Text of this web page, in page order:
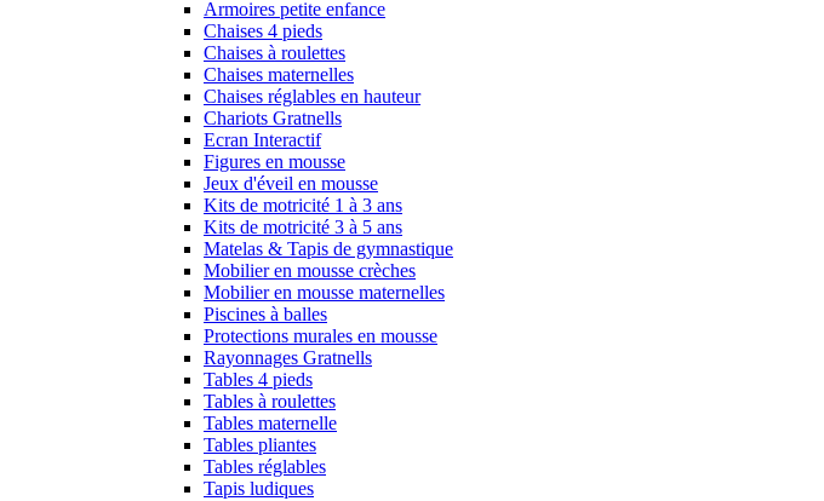
Armoires petite enfance
Chaises 4 pieds
Chaises à roulettes
Chaises maternelles
Chaises réglables en hauteur
Chariots Gratnells
Ecran Interactif
Figures en mousse
Jeux d'éveil en mousse
Kits de motricité 1 à 3 ans
Kits de motricité 3 à 5 ans
Matelas & Tapis de gymnastique
Mobilier en mousse crèches
Mobilier en mousse maternelles
Piscines à balles
Protections murales en mousse
Rayonnages Gratnells
Tables 4 pieds
Tables à roulettes
Tables maternelle
Tables pliantes
Tables réglables
Tapis ludiques